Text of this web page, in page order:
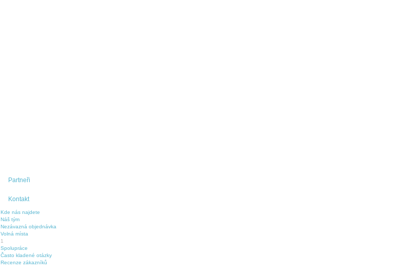
Partneři
Kontakt
Kde nás najdete
Náš tým
Nezávazná objednávka
Volná místa
1
Spolupráce
Často kladené otázky
Recenze zákazníků